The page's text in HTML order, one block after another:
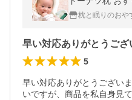
い 日本製 ベビ
枕と眠りのおや
5
早い対応ありがとうござい
いですが、商品を私自身見